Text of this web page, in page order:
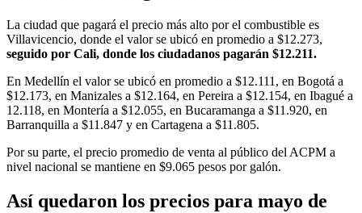
La ciudad que pagará el precio más alto por el combustible es
Villavicencio, donde el valor se ubicó en promedio a $12.273,
seguido por Cali, donde los ciudadanos pagarán $12.211.
En Medellín el valor se ubicó en promedio a $12.111, en Bogotá a
$12.173, en Manizales a $12.164, en Pereira a $12.154, en Ibagué a
12.118, en Montería a $12.055, en Bucaramanga a $11.920, en
Barranquilla a $11.847 y en Cartagena a $11.805.
Por su parte, el precio promedio de venta al público del ACPM a
nivel nacional se mantiene en $9.065 pesos por galón.
Así quedaron los precios para mayo de